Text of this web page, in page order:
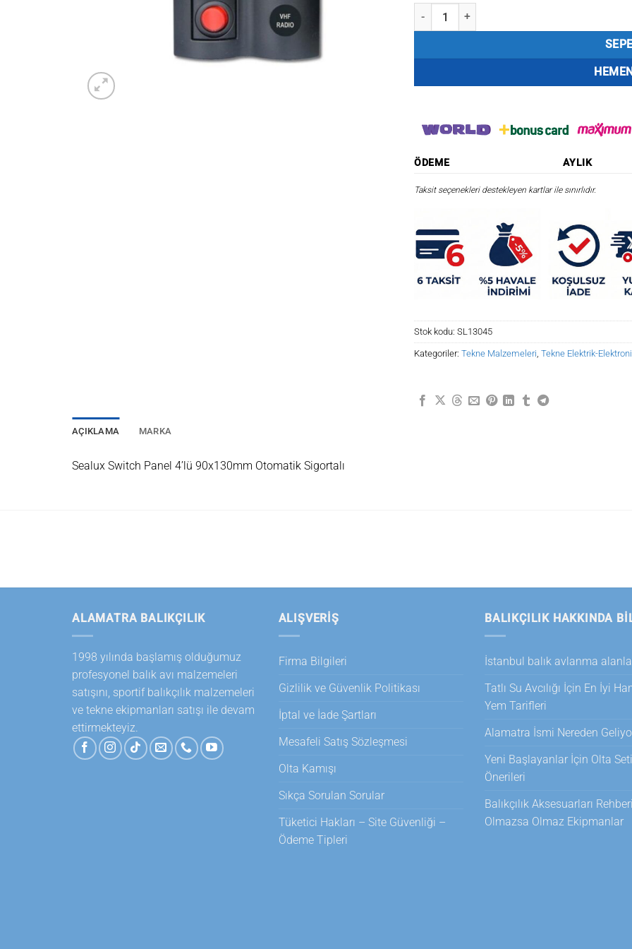
Sealux Switch Panel 4’lü 90x130mm Otomatik
ÖDEME AYLIK
Taksit seçenekleri destekleyen kartlar ile sınırlıdır.
Stok kodu: SL13045
Kategoriler: Tekne Malzemeleri Tekne Elektrik-
AÇIKLAMA MARKA
Sealux Switch Panel 4’lü 90x130mm Otomatik Sigortalı
ALAMATRA BALIKÇILIK
1998 yılında başlamış olduğumuz
profesyonel balık avı malzemeleri
satışını, sportif balıkçılık malzemeleri
ve tekne ekipmanları satışı ile devam
ettirmekteyiz.
ALIŞVERİŞ
Firma Bilgileri
Gizlilik ve Güvenlik Politikası
İptal ve İade Şartları
Mesafeli Satış Sözleşmesi
Olta Kamışı
Sıkça Sorulan Sorular
Tüketici Hakları – Site Güvenliği –
Ödeme Tipleri
BALIKÇILIK HAKKINDA
İstanbul balık avlanma
Tatlı Su Avcılığı İçin En İyi
Yem Tarifleri
Alamatra İsmi Nereden
Yeni Başlayanlar İçin Olta Seti
Önerileri
Balıkçılık Aksesuarları
Olmazsa Olmaz Ekipmanlar